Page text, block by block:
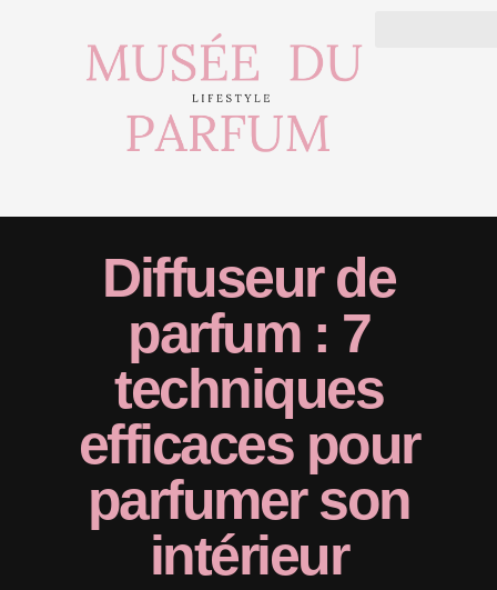
Diffuseur de
parfum : 7
techniques
efficaces pour
parfumer son
intérieur